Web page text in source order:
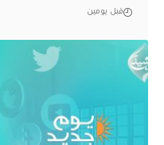
قبل يومين